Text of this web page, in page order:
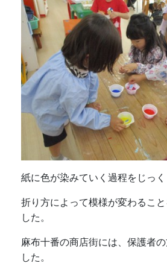
紙に色が染みていく過程をじっく
折り方によって模様が変わるこ
した。
麻布十番の商店街には、保護者
した。